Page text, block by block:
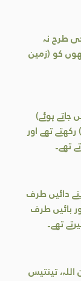
طرح نہ
کو (زمین
ہوئے)
تھے اور
تھے۔
دائیں طرف
بائیں طرف
تھے۔
تینتیس